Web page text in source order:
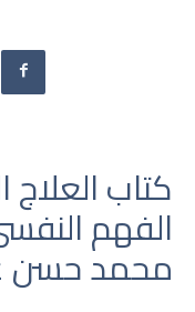
كتاب
الفهم
محمد حسن